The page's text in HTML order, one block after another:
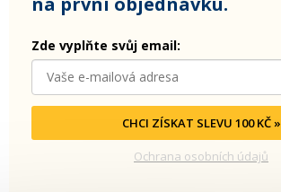
Zde vyplňte svůj email:
CHCI ZÍSKAT SLEVU 100 KČ »
Ochrana osobních údajů